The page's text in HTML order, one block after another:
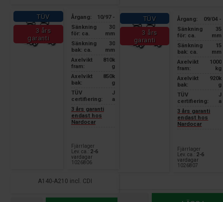
TÜV
3 års
garanti
Årgang:
10/97 -
Sänkning
för: ca.
30
mm
Sänkning
bak: ca.
30
mm
Axelvikt
fram:
810k
g
Axelvikt
bak:
850k
g
TÜV
certifiering:
J
a
3 års garanti
endast hos
Nardocar
Fjärrlager
Lev. ca.:
2-6
vardagar
1026806
A140-A210 incl. CDI
TÜV
3 års
garanti
Årgang:
09/04 -
Sänkning
för: ca.
35
mm
Sänkning
bak: ca.
15
mm
Axelvikt
fram:
1000
kg
Axelvikt
bak:
920k
g
TÜV
certifiering:
J
a
3 års garanti
endast hos
Nardocar
Fjärrlager
Lev. ca.: 2-6
vardagar
1026807